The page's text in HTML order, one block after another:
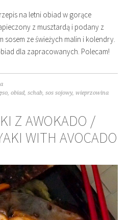
na letni obiad w gorące
z musztardą i podany z
sosem ze świeżych malin i kolendry.
dla zapracowanych. Polecam!
,obiad,schab,sos sojowy,wieprzowina
Z AWOKADO /
WITH AVOCADO